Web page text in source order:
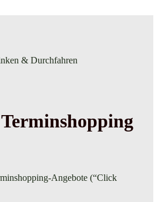
& Durchfahren
Terminshopping
Angebote (“Click